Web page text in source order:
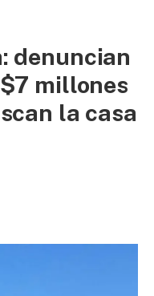
denuncian
millones
la casa